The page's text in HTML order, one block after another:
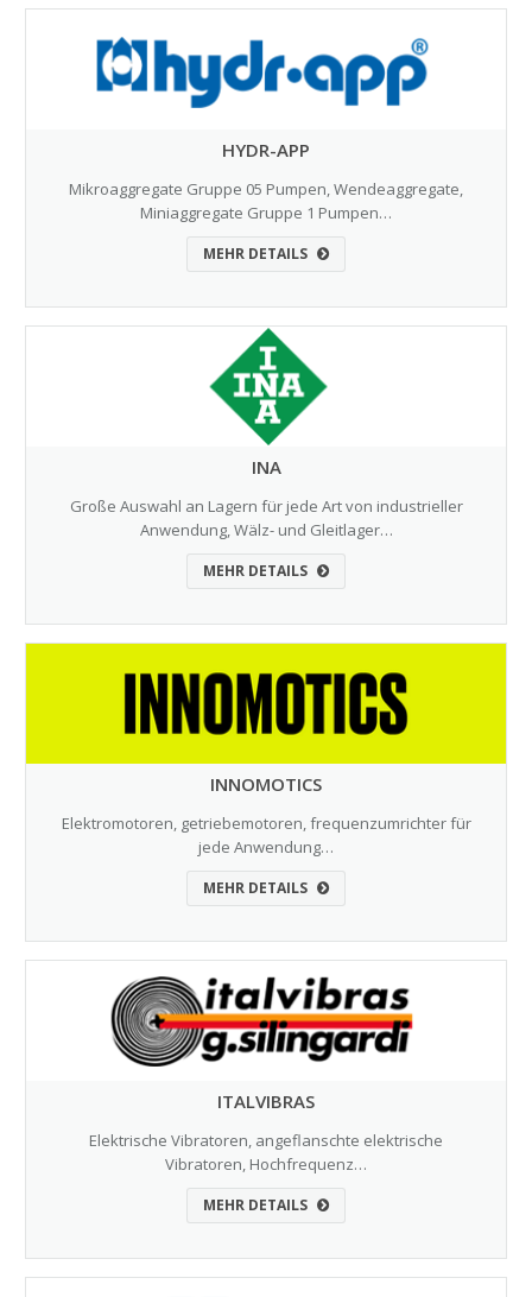
HYDR-APP
Mikroaggregate Gruppe 05 Pumpen, Wendeaggregate,
Miniaggregate Gruppe 1 Pumpen…
MEHR DETAILS
INA
Große Auswahl an Lagern für jede Art von industrieller
Anwendung, Wälz- und Gleitlager…
MEHR DETAILS
INNOMOTICS
Elektromotoren, getriebemotoren, frequenzumrichter für
jede Anwendung…
MEHR DETAILS
ITALVIBRAS
Elektrische Vibratoren, angeflanschte elektrische
Vibratoren, Hochfrequenz…
MEHR DETAILS